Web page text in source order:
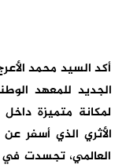
أكد السيد محمد
الجديد للمعهد
لمكانة متميزة
الأثري الذي أسفر
العالمي، تجسدت في